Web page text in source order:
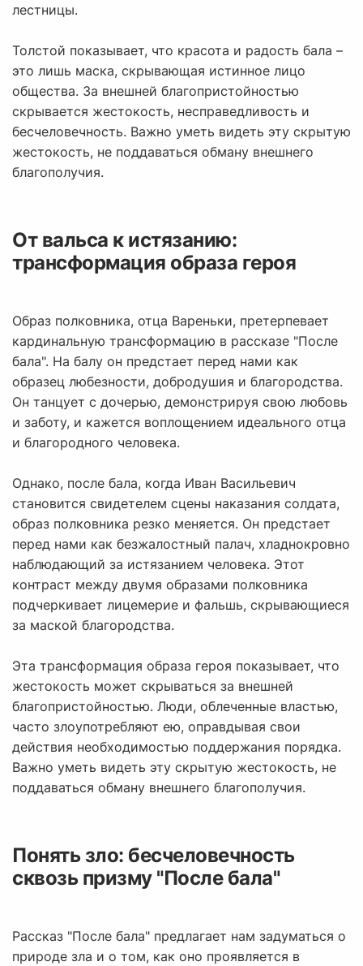
лестницы.
Толстой показывает, что красота и радость бала –
это лишь маска, скрывающая истинное лицо
общества. За внешней благопристойностью
скрывается жестокость, несправедливость и
бесчеловечность. Важно уметь видеть эту скрытую
жестокость, не поддаваться обману внешнего
благополучия.
От вальса к истязанию:
трансформация образа героя
Образ полковника, отца Вареньки, претерпевает
кардинальную трансформацию в рассказе "После
бала". На балу он предстает перед нами как
образец любезности, добродушия и благородства.
Он танцует с дочерью, демонстрируя свою любовь
и заботу, и кажется воплощением идеального отца
и благородного человека.
Однако, после бала, когда Иван Васильевич
становится свидетелем сцены наказания солдата,
образ полковника резко меняется. Он предстает
перед нами как безжалостный палач, хладнокровно
наблюдающий за истязанием человека. Этот
контраст между двумя образами полковника
подчеркивает лицемерие и фальшь, скрывающиеся
за маской благородства.
Эта трансформация образа героя показывает, что
жестокость может скрываться за внешней
благопристойностью. Люди, облеченные властью,
часто злоупотребляют ею, оправдывая свои
действия необходимостью поддержания порядка.
Важно уметь видеть эту скрытую жестокость, не
поддаваться обману внешнего благополучия.
Понять зло: бесчеловечность
сквозь призму "После бала"
Рассказ "После бала" предлагает нам задуматься о
природе зла и о том, как оно проявляется в